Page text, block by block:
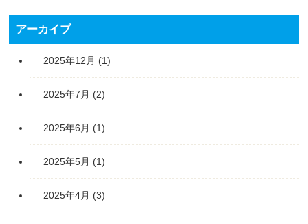
アーカイブ
2025年12月 (1)
2025年7月 (2)
2025年6月 (1)
2025年5月 (1)
2025年4月 (3)